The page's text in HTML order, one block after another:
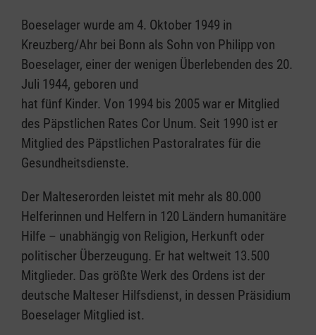
Boeselager wurde am 4. Oktober 1949 in
Kreuzberg/Ahr bei Bonn als Sohn von Philipp von
Boeselager, einer der wenigen Überlebenden des 20.
Juli 1944, geboren und
hat fünf Kinder. Von 1994 bis 2005 war er Mitglied
des Päpstlichen Rates Cor Unum. Seit 1990 ist er
Mitglied des Päpstlichen Pastoralrates für die
Gesundheitsdienste.
Der Malteserorden leistet mit mehr als 80.000
Helferinnen und Helfern in 120 Ländern humanitäre
Hilfe – unabhängig von Religion, Herkunft oder
politischer Überzeugung. Er hat weltweit 13.500
Mitglieder. Das größte Werk des Ordens ist der
deutsche Malteser Hilfsdienst, in dessen Präsidium
Boeselager Mitglied ist.